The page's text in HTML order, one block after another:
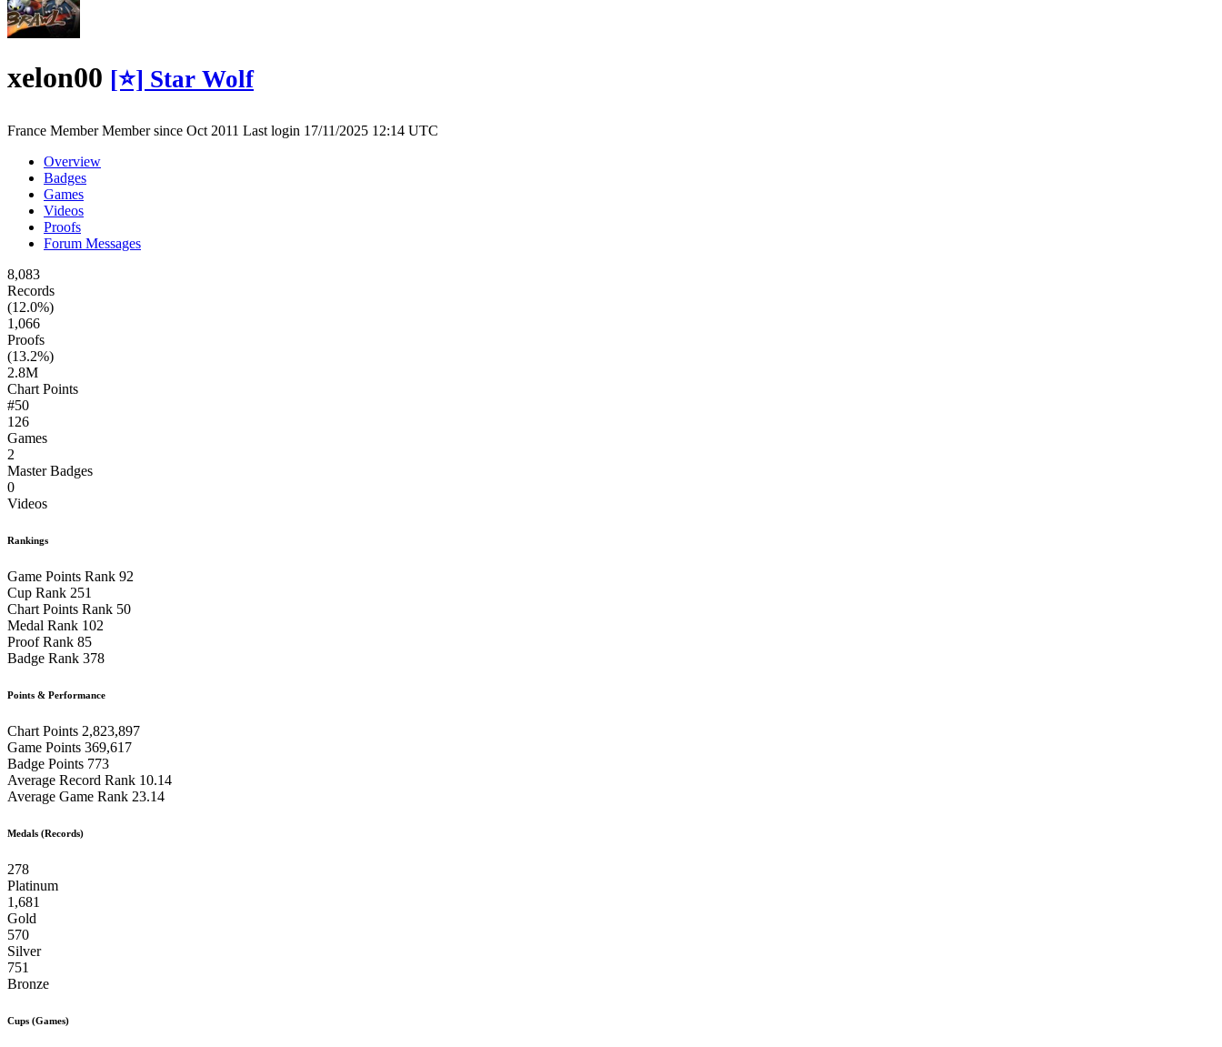
xelon00 [⭐] Star Wolf
France MemberMember since Oct 2011 Last login 17/11/2025 12:14 UTC
Overview
Badges
Games
Videos
Proofs
Forum Messages
8,083
Records
(12.0%)
1,066
Proofs
(13.2%)
2.8M
Chart Points
#50
126
Games
2
Master Badges
0
Videos
Rankings
Game Points Rank 92
Cup Rank 251
Chart Points Rank 50
Medal Rank 102
Proof Rank 85
Badge Rank 378
Points & Performance
Chart Points 2,823,897
Game Points 369,617
Badge Points 773
Average Record Rank 10.14
Average Game Rank 23.14
Medals (Records)
278
Platinum
1,681
Gold
570
Silver
751
Bronze
Cups (Games)